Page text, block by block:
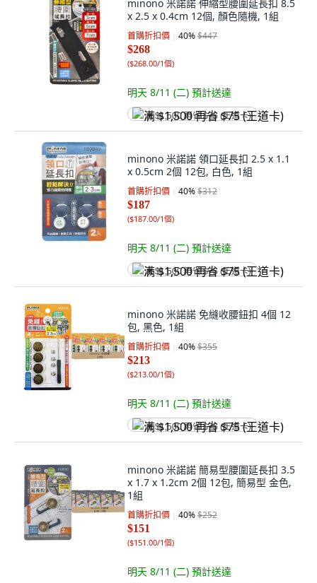
minono 米諾諾 伸縮型腰圍延長扣 8.5
x 2.5 x 0.4cm 12個, 顏色隨機, 1組
首購折扣價 40%$447
$268
($268.00/1個)
明天 8/11 (二) 預計送達
满 $1,500 再省 $75 (王道卡)
minono 米諾諾 領口延長扣 2.5 x 1.1
x 0.5cm 2個 12包, 白色, 1組
首購折扣價 40%$312
$187
($187.00/1個)
明天 8/11 (二) 預計送達
满 $1,500 再省 $75 (王道卡)
minono 米諾諾 免縫收腰鈕扣 4個 12
包, 黑色, 1組
首購折扣價 40%$355
$213
($213.00/1個)
明天 8/11 (二) 預計送達
满 $1,500 再省 $75 (王道卡)
minono 米諾諾 簡易型腰圍延長扣 3.5
x 1.7 x 1.2cm 2個 12包, 簡易型 金色,
1組
首購折扣價 40%$252
$151
($151.00/1個)
明天 8/11 (二) 預計送達